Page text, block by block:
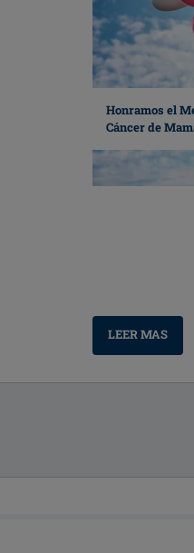
Honramos el
Cáncer de
LEER MAS